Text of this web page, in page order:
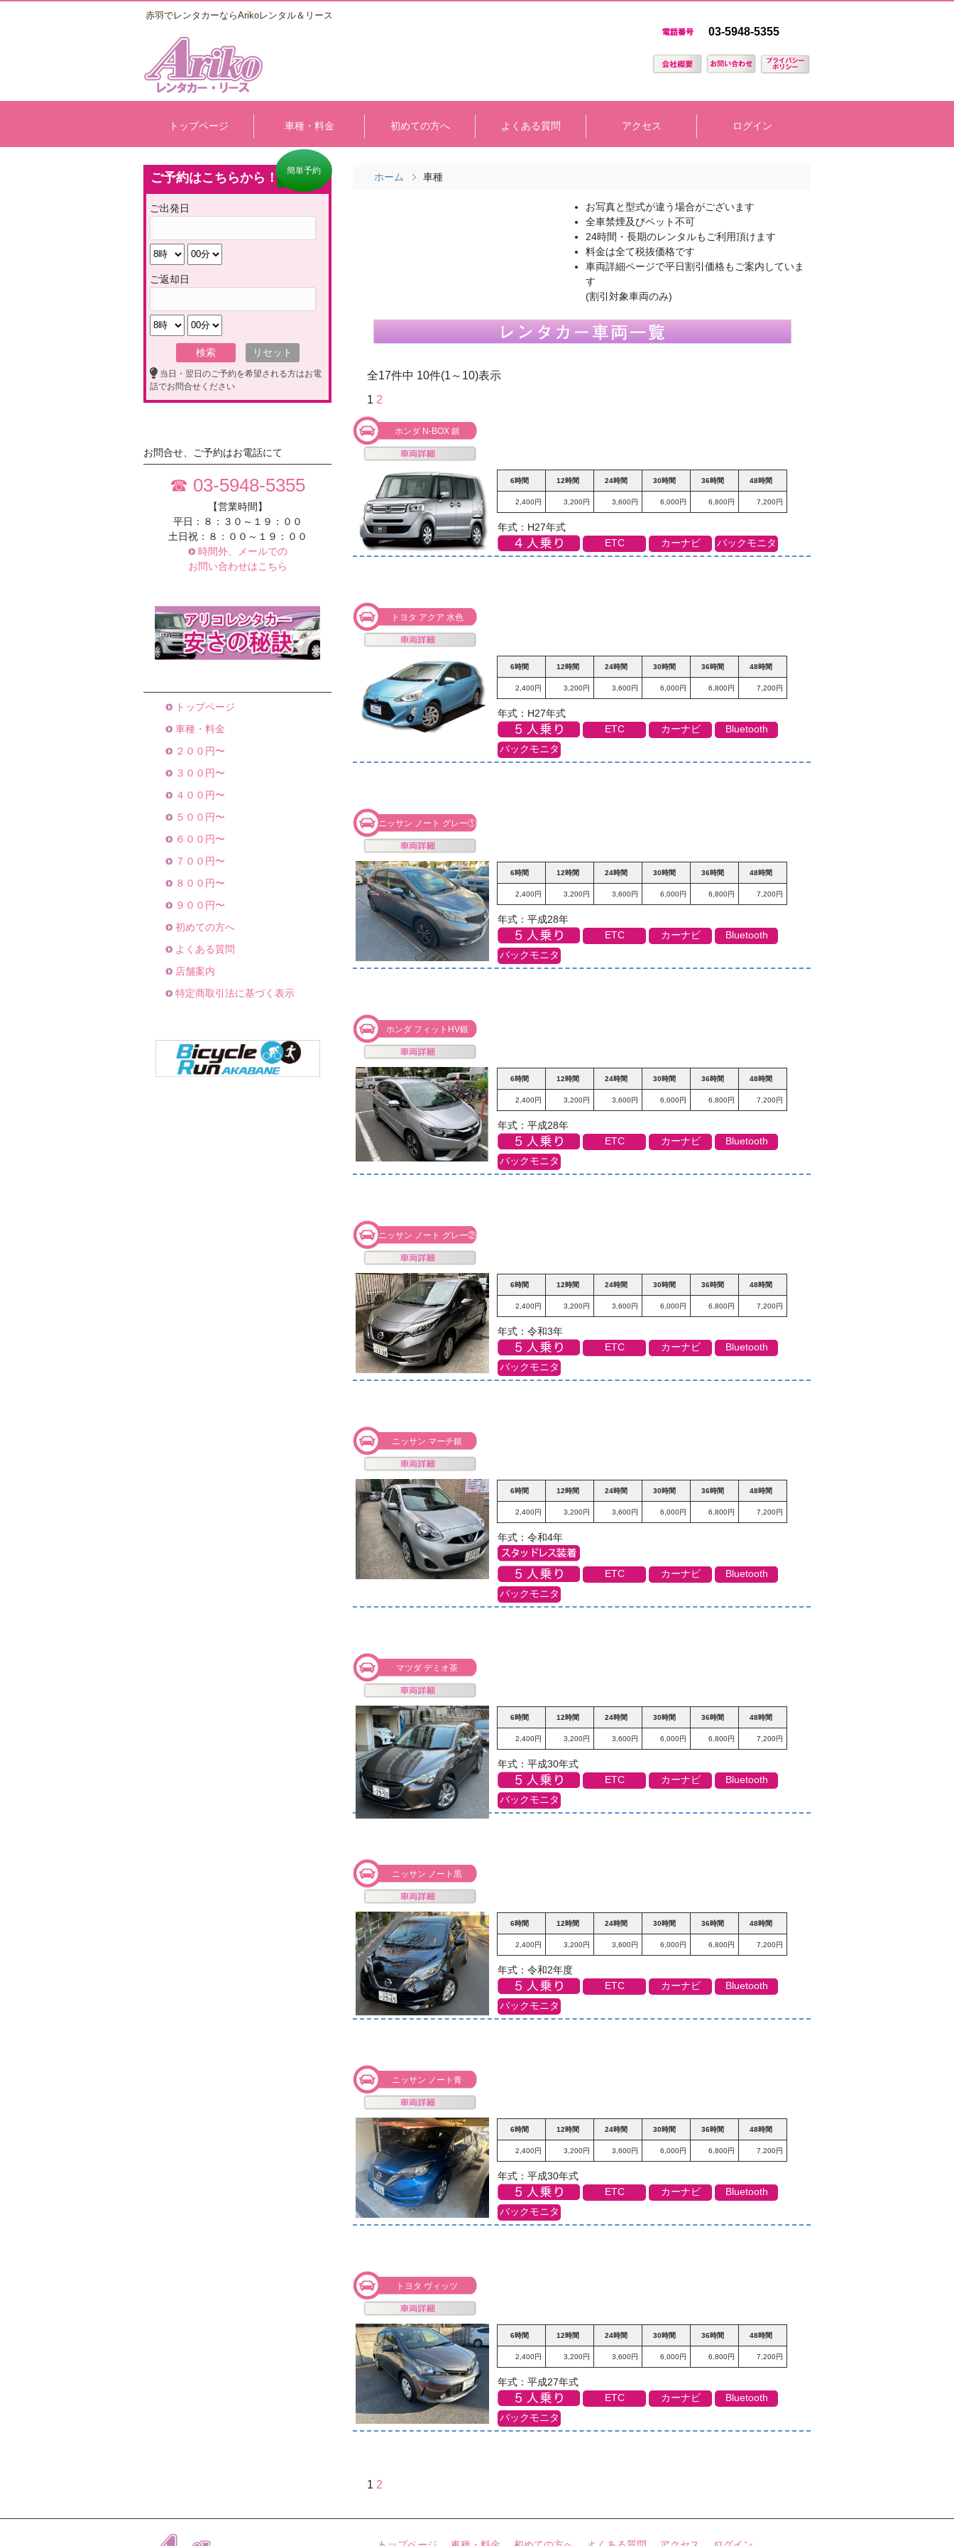
赤羽でレンタカーならArikoレンタル＆リース
03-5948-5355
トップページ 車種・料金 初めての方へ よくある質問 アクセス ログイン
簡単予約
ご予約はこちらから！
ご出発日
ご返却日
当日・翌日のご予約を希望される方はお電
話でお問合せください
ホーム 車種
お写真と型式が違う場合がございます
全車禁煙及びペット不可
24時間・長期のレンタルもご利用頂けます
料金は全て税抜価格です
車両詳細ページで平日割引価格もご案内していま
す
(割引対象車両のみ)
全17件中 10件(1～10)表示
1 2
ホンダ N-BOX 銀
6時間 12時間 24時間 30時間 36時間 48時間
2,400円 3,200円 3,600円 6,000円 6,800円 7,200円
年式：H27年式
ETC
カーナビ バックモニタ
トヨタ アクア 水色
6時間 12時間 24時間 30時間 36時間 48時間
2,400円 3,200円 3,600円 6,000円 6,800円 7,200円
年式：H27年式
ETC
カーナビ
Bluetooth
バックモニタ
ニッサン ノート グレー①
6時間 12時間 24時間 30時間 36時間 48時間
2,400円 3,200円 3,600円 6,000円 6,800円 7,200円
年式：平成28年
ETC
カーナビ
Bluetooth
バックモニタ
ホンダ フィットHV銀
6時間 12時間 24時間 30時間 36時間 48時間
2,400円 3,200円 3,600円 6,000円 6,800円 7,200円
年式：平成28年
ETC
カーナビ
Bluetooth
バックモニタ
ニッサン ノート グレー②
6時間 12時間 24時間 30時間 36時間 48時間
2,400円 3,200円 3,600円 6,000円 6,800円 7,200円
年式：令和3年
ETC
カーナビ
Bluetooth
バックモニタ
ニッサン マーチ銀
6時間 12時間 24時間 30時間 36時間 48時間
2,400円 3,200円 3,600円 6,000円 6,800円 7,200円
年式：令和4年
ETC カーナビ
Bluetooth
バックモニタ
マツダ デミオ茶
6時間 12時間 24時間 30時間 36時間 48時間
2,400円 3,200円 3,600円 6,000円 6,800円 7,200円
年式：平成30年式
ETC
カーナビ
Bluetooth
バックモニタ
ニッサン ノート黒
6時間 12時間 24時間 30時間 36時間 48時間
2,400円 3,200円 3,600円 6,000円 6,800円 7,200円
年式：令和2年度
ETC
カーナビ
Bluetooth
バックモニタ
ニッサン ノート青
6時間 12時間 24時間 30時間 36時間 48時間
2,400円 3,200円 3,600円 6,000円 6,800円 7,200円
年式：平成30年式
ETC
カーナビ
Bluetooth
バックモニタ
トヨタ ヴィッツ
6時間 12時間 24時間 30時間 36時間 48時間
2,400円 3,200円 3,600円 6,000円 6,800円 7,200円
年式：平成27年式
ETC
カーナビ
Bluetooth
バックモニタ
1 2
お問合せ、ご予約はお電話にて
☎ 03-5948-5355
【営業時間】
平日：８：３０～１９：００
土日祝：８：００～１９：００
時間外、メールでの
お問い合わせはこちら
トップページ
車種・料金
２００円〜
３００円〜
４００円〜
５００円〜
６００円〜
７００円〜
８００円〜
９００円〜
初めての方へ
よくある質問
店舗案内
特定商取引法に基づく表示